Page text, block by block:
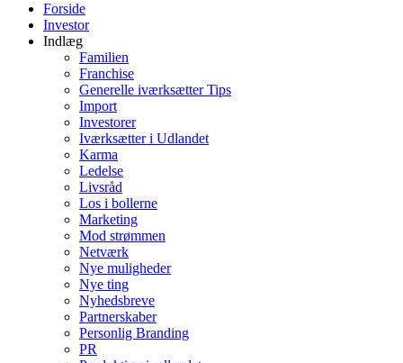
Forside
Investor
Indlæg
Familien
Franchise
Generelle iværksætter Tips
Import
Investorer
Iværksætter i Udlandet
Karma
Ledelse
Livsråd
Los i bollerne
Marketing
Mod strømmen
Netværk
Nye muligheder
Nye ting
Nyhedsbreve
Partnerskaber
Personlig Branding
PR